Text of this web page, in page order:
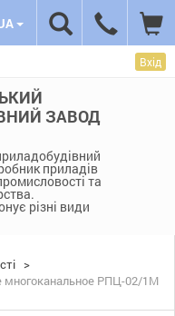
Вхід
ЗАВОД
приладів
та
різні види
>
многоканальное РПЦ-02/1М